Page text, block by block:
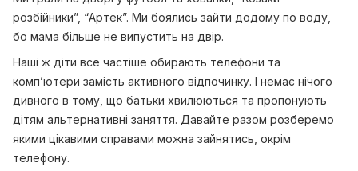
розбійники”, “Артек”. Ми боялись зайти додому по воду,
бо мама більше не випустить на двір.
Наші ж діти все частіше обирають телефони та
комп’ютери замість активного відпочинку. І немає нічого
дивного в тому, що батьки хвилюються та пропонують
дітям альтернативні заняття. Давайте разом розберемо
якими цікавими справами можна зайнятись, окрім
телефону.